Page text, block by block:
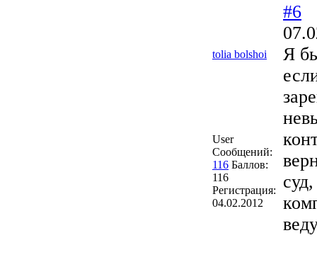
tolia bolshoi
User
Сообщений:
116 Баллов:
116
Регистрация:
04.02.2012
#6
Я